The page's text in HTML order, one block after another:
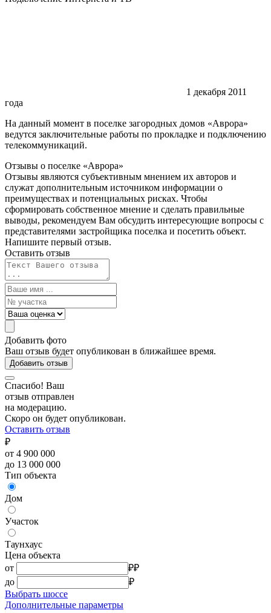
1 декабря 2011
года
На данный момент в поселке загородных домов «Аврора»
ведутся заключительные работы по прокладке и подключению
телекоммуникаций.
Отзывы о поселке «Аврора»
Отзывы являются субъективным мнением их авторов и
служат дополнительным источником информации о
преимуществах и потенциальных рисках. Чтобы
сформировать собственное мнение и сделать правильные
выводы, рекомендуем Вам обсудить интересующие вопросы с
представителями застройщика поселка и посетить объект.
Напишите первый отзыв.
Оставить отзыв
Добавить фото
Ваш отзыв будет опубликован в ближайшее время.
Добавить отзыв
Спасибо! Ваш
отзыв отправлен
на модерацию.
Скоро он будет опубликован.
Оставить отзыв
₽
от 4 900 000
до 13 000 000
Тип объекта
Дом
Участок
Таунхаус
Цена объекта
от
₽₽
до
₽
Выбрать шоссе
Дополнительные параметры